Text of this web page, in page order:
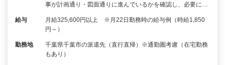
事が計画通り・図面通りに進んでいるかを確認し、必要に…
給与
月給325,600円以上 ※月22日勤務時の給与例（時給1,850
円～）
勤務地
千葉県千葉市の派遣先（直行直帰）※通勤圏考慮（在宅勤務
もあり）